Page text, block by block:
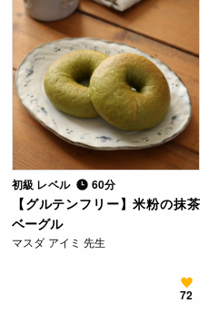
初級 レベル 60分
【グルテンフリー】米粉の抹茶
ベーグル
マスダ アイミ 先生
72